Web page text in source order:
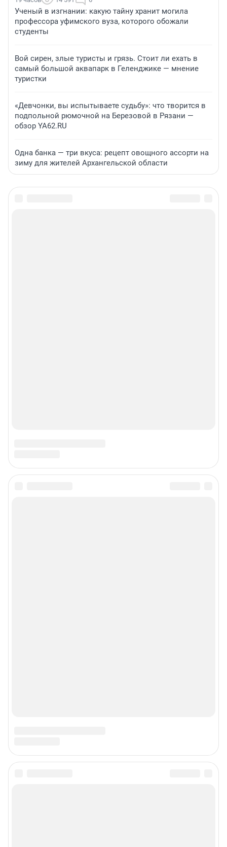
Ученый в изгнании: какую тайну хранит могила
профессора уфимского вуза, которого обожали
студенты
Вой сирен, злые туристы и грязь. Стоит ли ехать в
самый большой аквапарк в Геленджике — мнение
туристки
«Девчонки, вы испытываете судьбу»: что творится в
подпольной рюмочной на Березовой в Рязани —
обзор YA62.RU
Одна банка — три вкуса: рецепт овощного ассорти на
зиму для жителей Архангельской области